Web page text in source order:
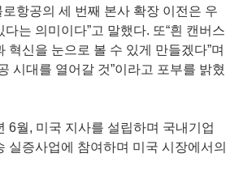
항공의 세 번째 본사 확장 이전은 우
는 의미이다”고 말했다. 또“흰 캔버스
혁신을 눈으로 볼 수 있게 만들겠다”며
시대를 열어갈 것”이라고 포부를 밝혔
6월, 미국 지사를 설립하며 국내기업
실증사업에 참여하며 미국 시장에서의